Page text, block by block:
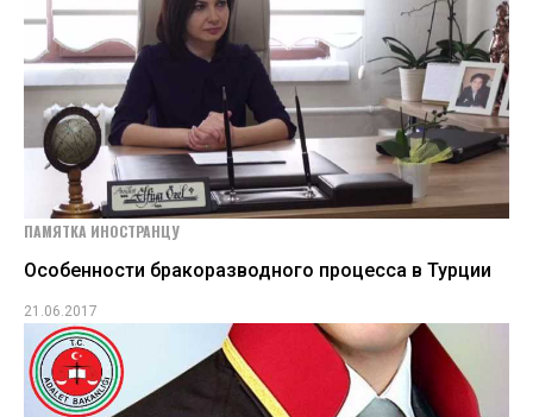
ПАМЯТКА ИНОСТРАНЦУ
Особенности бракоразводного процесса в Турции
21.06.2017